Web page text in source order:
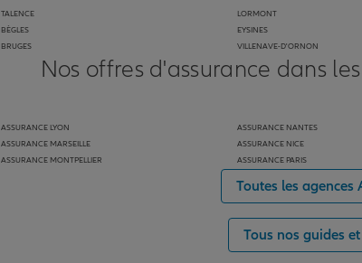
TALENCE
BÈGLES
BRUGES
LORMONT
EYSINES
VILLENAVE-D'ORNON
Nos offres d'assurance dans
ASSURANCE LYON
ASSURANCE MARSEILLE
ASSURANCE MONTPELLIER
ASSURANCE NANTES
ASSURANCE NICE
ASSURANCE PARIS
Toutes les agences
Tous nos guides